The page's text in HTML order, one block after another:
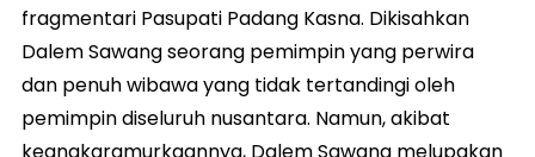
fragmentari Pasupati Padang Kasna. Dikisahkan
Dalem Sawang seorang pemimpin yang perwira
dan penuh wibawa yang tidak tertandingi oleh
pemimpin diseluruh nusantara. Namun, akibat
keangkaramurkaannya, Dalem Sawang melupakan